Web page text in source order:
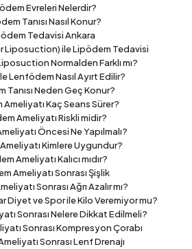
Evreleri Nelerdir?
Tanısı Nasıl Konur?
Tedavisi Ankara
Liposuction) ile Lipödem Tedavisi
Normalden Farklı mı?
Lenfödem Nasıl Ayırt Edilir?
Tanısı Neden Geç Konur?
Kaç Seans Sürer?
Ameliyatı Riskli midir?
Öncesi Ne Yapılmalı?
Kimlere Uygundur?
Ameliyatı Kalıcı mıdır?
Ameliyatı Sonrası Şişlik
Sonrası Ağrı Azalır mı?
Diyet ve Spor ile Kilo Veremiyor mu?
Sonrası Nelere Dikkat Edilmeli?
Sonrası Kompresyon Çorabı
Sonrası Lenf Drenajı